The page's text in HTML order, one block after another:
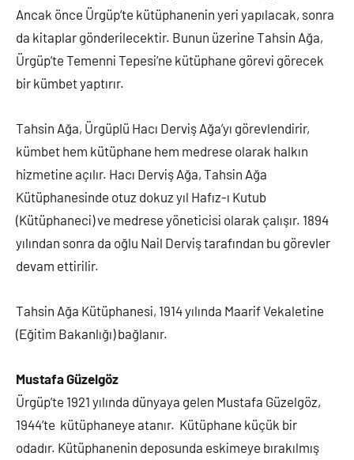
Ancak önce Ürgüp’te kütüphanenin yeri yapılacak, sonra
da kitaplar gönderilecektir. Bunun üzerine Tahsin Ağa,
Ürgüp’te Temenni Tepesi’ne kütüphane görevi görecek
bir kümbet yaptırır.
Tahsin Ağa, Ürgüplü Hacı Derviş Ağa’yı görevlendirir,
kümbet hem kütüphane hem medrese olarak halkın
hizmetine açılır. Hacı Derviş Ağa, Tahsin Ağa
Kütüphanesinde otuz dokuz yıl Hafız-ı Kutub
(Kütüphaneci) ve medrese yöneticisi olarak çalışır. 1894
yılından sonra da oğlu Nail Derviş tarafından bu görevler
devam ettirilir.
Tahsin Ağa Kütüphanesi, 1914 yılında Maarif Vekaletine
(Eğitim Bakanlığı) bağlanır.
Mustafa Güzelgöz
Ürgüp’te 1921 yılında dünyaya gelen Mustafa Güzelgöz,
1944’te kütüphaneye atanır. Kütüphane küçük bir
odadır. Kütüphanenin deposunda eskimeye bırakılmış